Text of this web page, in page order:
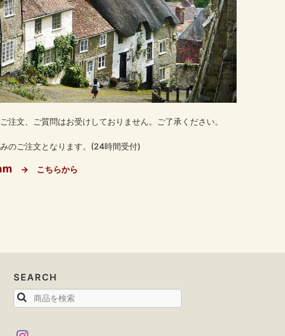
注文、ご質問はお受けしておりません。ご了承ください。
のご注文となります。(24時間受付)
→ こちらから
SEARCH